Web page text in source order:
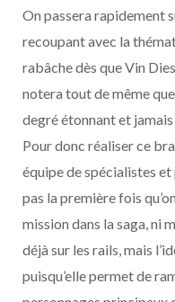
On passera rapidement
recoupant avec la
rabâche dès que Vin
notera tout de même
degré étonnant et
Pour donc réaliser ce
équipe de spécialistes et
pas la première fois
mission dans la saga, ni
déjà sur les rails, mais
puisqu’elle permet de